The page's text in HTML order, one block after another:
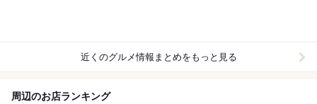
近くのグルメ情報まとめをもっと見る
周辺のお店ランキング